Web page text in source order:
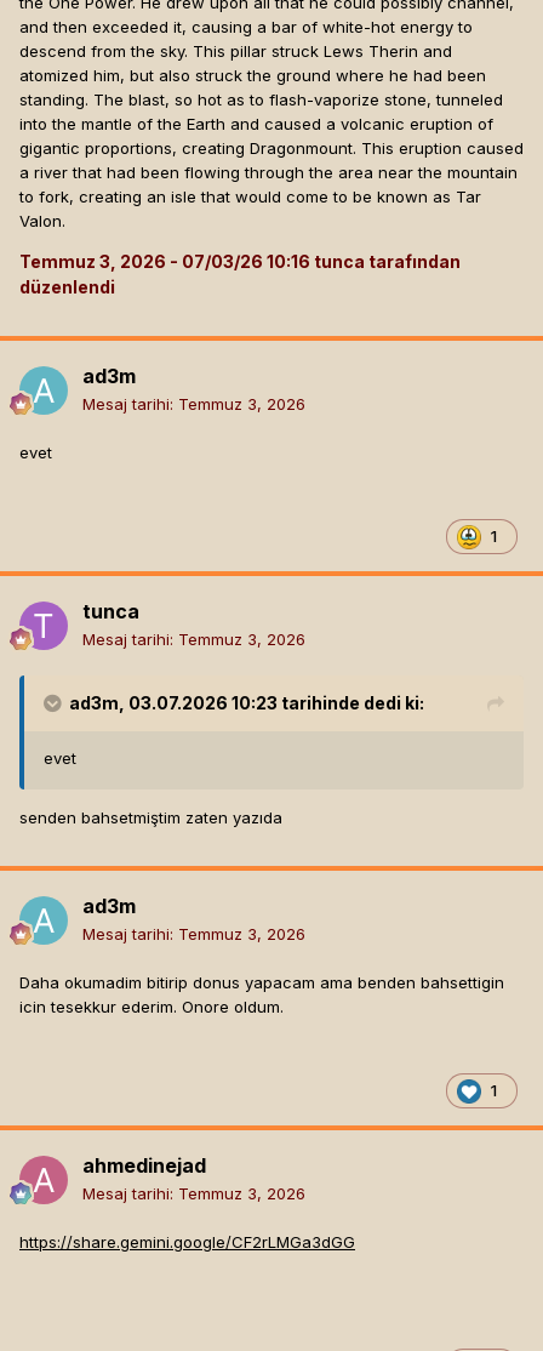
and then exceeded it, causing a bar of white-hot energy to
descend from the sky. This pillar struck Lews Therin and
atomized him, but also struck the ground where he had been
standing. The blast, so hot as to flash-vaporize stone, tunneled
into the mantle of the Earth and caused a volcanic eruption of
gigantic proportions, creating Dragonmount. This eruption caused
a river that had been flowing through the area near the mountain
to fork, creating an isle that would come to be known as Tar
Valon.
Temmuz 3, 2026
tunca tarafından
düzenlendi
ad3m
Mesaj tarihi: Temmuz 3, 2026
evet
1
tunca
Mesaj tarihi: Temmuz 3, 2026
ad3m , 03.07.2026 10:23 tarihinde dedi ki:
evet
senden bahsetmiştim zaten yazıda
ad3m
Mesaj tarihi: Temmuz 3, 2026
Daha okumadim bitirip donus yapacam ama benden bahsettigin
icin tesekkur ederim. Onore oldum.
1
ahmedinejad
Mesaj tarihi: Temmuz 3, 2026
https://share.gemini.google/CF2rLMGa3dGG